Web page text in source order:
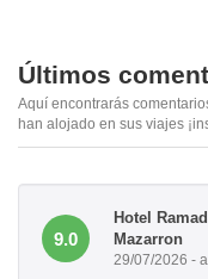
Últimos
Aquí encontrarás
han alojado en sus viajes
9.0
Hotel
Mazarron
29/07/2026 -